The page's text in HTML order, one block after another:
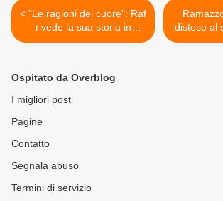
< "Le ragioni del cuore": Raf
rivede la sua storia in
chiave elettro-pop
disteso al
Ospitato da Overblog
I migliori post
Pagine
Contatto
Segnala abuso
Termini di servizio